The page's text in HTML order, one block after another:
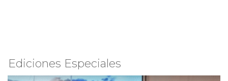
Ediciones Especiales